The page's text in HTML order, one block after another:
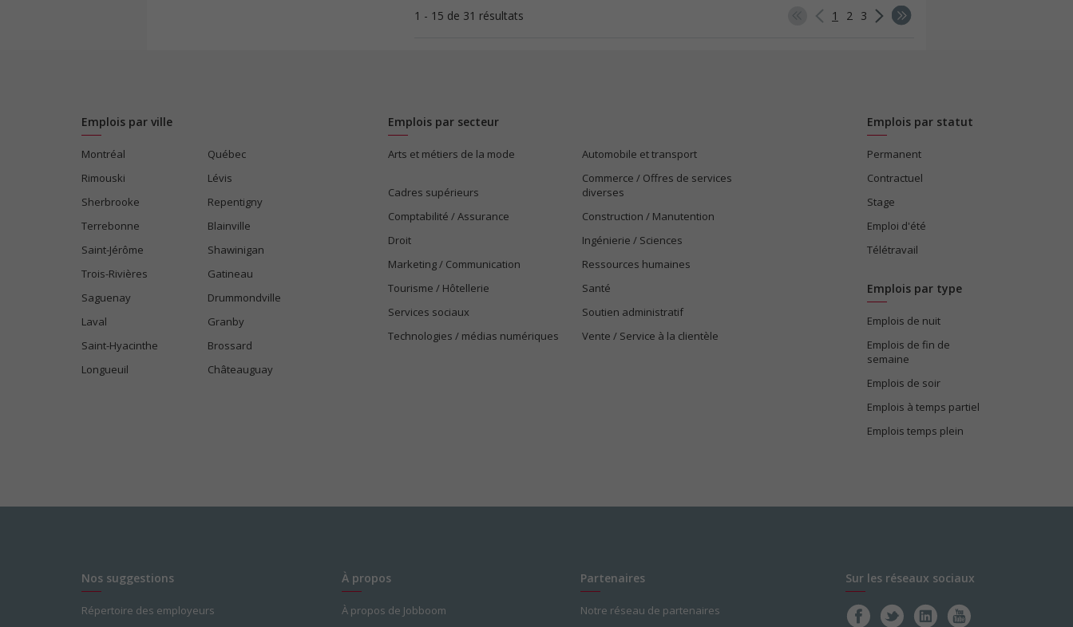
1 - 15 de 31 résultats 1 2 3
Emplois par ville
Montréal
Québec
Rimouski
Lévis
Sherbrooke
Repentigny
Terrebonne
Blainville
Saint-Jérôme
Shawinigan
Trois-Rivières
Gatineau
Saguenay
Drummondville
Laval
Granby
Saint-Hyacinthe
Brossard
Longueuil
Châteauguay
Emplois par secteur
Arts et métiers de la mode Automobile et transport
Cadres supérieurs
Commerce / Offres de services
diverses
Comptabilité / Assurance
Construction / Manutention
Droit
Ingénierie / Sciences
Marketing / Communication
Ressources humaines
Tourisme / Hôtellerie
Santé
Services sociaux
Soutien administratif
Technologies / médias numériques
Vente / Service à la clientèle
Emplois par statut
Permanent
Contractuel
Stage
Emploi d'été
Télétravail
Emplois par type
Emplois de nuit
Emplois de fin de
semaine
Emplois de soir
Emplois à temps partiel
Emplois temps plein
Nos suggestions
Répertoire des employeurs
À propos
À propos de Jobboom
Partenaires
Notre réseau de partenaires
Sur les réseaux sociaux